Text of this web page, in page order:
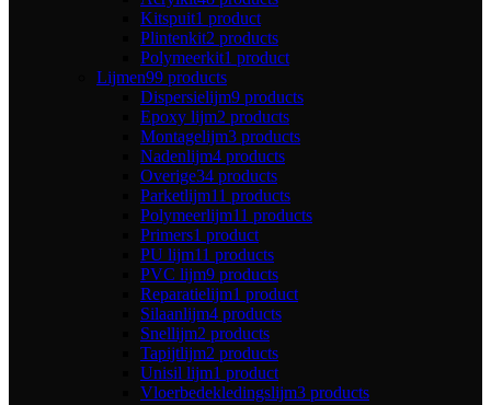
Kitspuit1 product
Plintenkit2 products
Polymeerkit1 product
Lijmen99 products
Dispersielijm9 products
Epoxy lijm2 products
Montagelijm3 products
Nadenlijm4 products
Overige34 products
Parketlijm11 products
Polymeerlijm11 products
Primers1 product
PU lijm11 products
PVC lijm9 products
Reparatielijm1 product
Silaanlijm4 products
Snellijm2 products
Tapijtlijm2 products
Unisil lijm1 product
Vloerbedekledingslijm3 products